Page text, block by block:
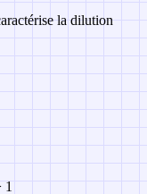
la dilution
1